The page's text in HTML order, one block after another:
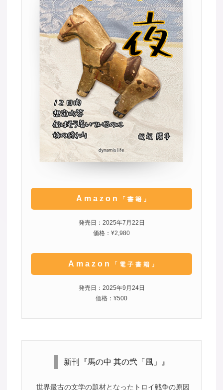
Amazon 「書籍」
発売日：2025年7月22日
価格：¥2,980
Amazon 「電子書籍」
発売日：2025年9月24日
価格：¥500
新刊『馬の中 其の弐「風」』
世界最古の文学の題材となったトロイ戦争の原因